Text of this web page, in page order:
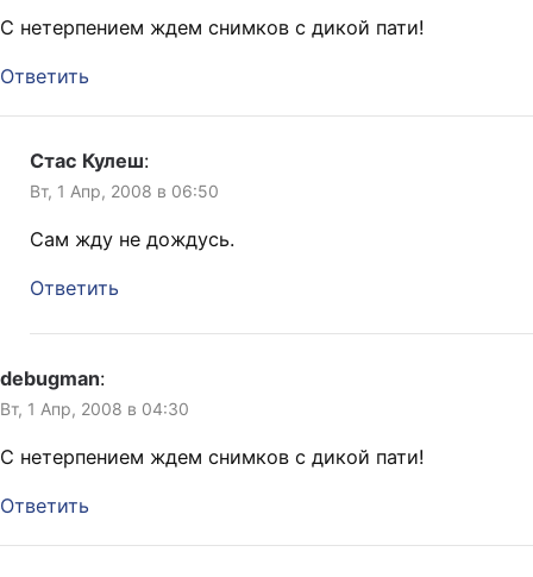
С нетерпением ждем снимков с дикой пати!
Ответить
Стас Кулеш:
Вт, 1 Апр, 2008 в 06:50
Сам жду не дождусь.
Ответить
debugman:
Вт, 1 Апр, 2008 в 04:30
С нетерпением ждем снимков с дикой пати!
Ответить